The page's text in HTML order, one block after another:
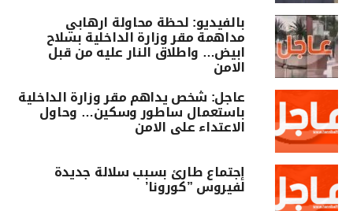
بالفيديو: لحظة محاولة ارهابي
مداهمة مقر وزارة الداخلية بسلاح
ابيض… واطلاق النار عليه من قبل
الامن
عاجل: شخص يداهم مقر وزارة الداخلية
باستعمال ساطور وسكين… وحاول
الاعتداء على الامن
إجتماع طارئ بسبب سلالة جديدة
لفيروس ”كورونا’